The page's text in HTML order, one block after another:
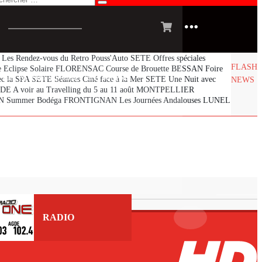
suis en train d’écouter [$1] sur [$2] !
RADIO
FLASH
NEWS
Rendez-vous du Retro Pouss'Auto SETE Offres spéciales
Eclipse Solaire FLORENSAC Course de Brouette BESSAN Foire
la SPA SETE Séances Ciné face à la Mer SETE Une Nuit avec
A voir au Travelling du 5 au 11 août MONTPELLIER
Summer Bodéga FRONTIGNAN Les Journées Andalouses LUNEL